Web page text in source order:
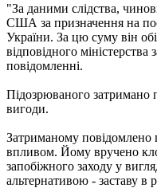
"За даними слідства,
США за призначення на
України. За цю суму він
відповідного
повідомленні.
Підозрюваного затримано
вигоди.
Затриманому повідомлено
впливом. Йому вручено
запобіжного заходу у
альтернативою - заставу в